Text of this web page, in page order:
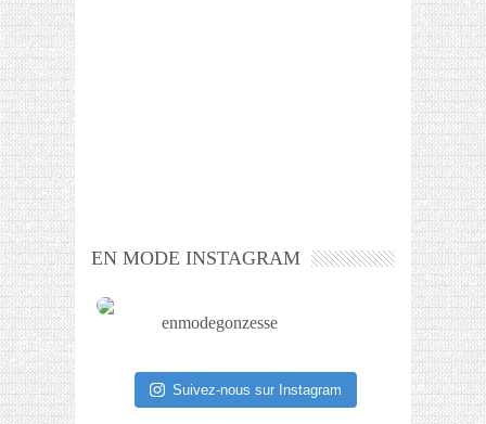
EN MODE INSTAGRAM
enmodegonzesse
Suivez-nous sur Instagram